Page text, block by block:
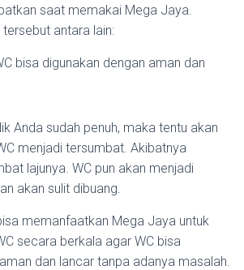
saat memakai Mega Jaya.
antara lain:
bisa digunakan dengan aman dan
Anda sudah penuh, maka tentu akan
menjadi tersumbat. Akibatnya
lajunya. WC pun akan menjadi
akan sulit dibuang.
memanfaatkan Mega Jaya untuk
secara berkala agar WC bisa
dan lancar tanpa adanya masalah.